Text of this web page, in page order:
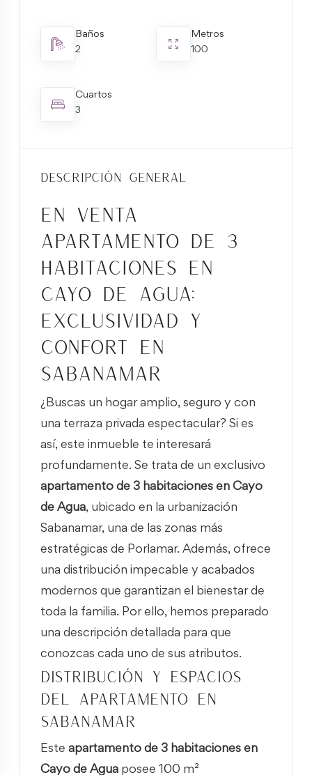
Baños
2
Metros
100
Cuartos
3
Descripción general
EN VENTA
APARTAMENTO DE 3
HABITACIONES EN
CAYO DE AGUA:
EXCLUSIVIDAD Y
CONFORT EN
SABANAMAR
¿Buscas un hogar amplio, seguro y con
una terraza privada espectacular? Si es
así, este inmueble te interesará
profundamente. Se trata de un exclusivo
apartamento de 3 habitaciones en Cayo
de Agua, ubicado en la urbanización
Sabanamar, una de las zonas más
estratégicas de Porlamar. Además, ofrece
una distribución impecable y acabados
modernos que garantizan el bienestar de
toda la familia. Por ello, hemos preparado
una descripción detallada para que
conozcas cada uno de sus atributos.
Distribución y espacios
del apartamento en
Sabanamar
Este apartamento de 3 habitaciones en
Cayo de Agua posee 100 m²